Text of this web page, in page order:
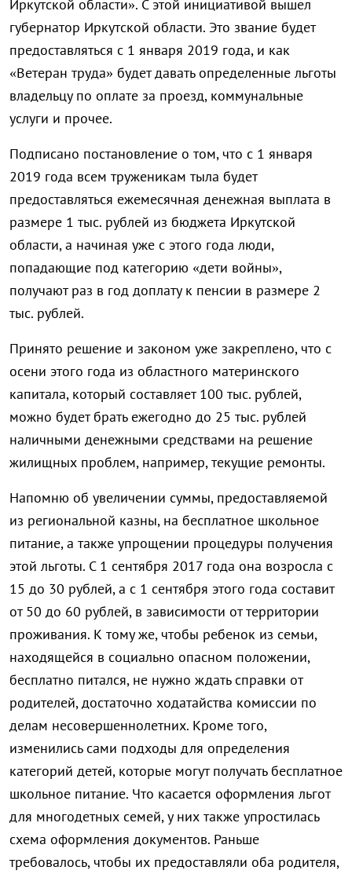
Иркутской области». С этой инициативой вышел
губернатор Иркутской области. Это звание будет
предоставляться с 1 января 2019 года, и как
«Ветеран труда» будет давать определенные льготы
владельцу по оплате за проезд, коммунальные
услуги и прочее.
Подписано постановление о том, что с 1 января
2019 года всем труженикам тыла будет
предоставляться ежемесячная денежная выплата в
размере 1 тыс. рублей из бюджета Иркутской
области, а начиная уже с этого года люди,
попадающие под категорию «дети войны»,
получают раз в год доплату к пенсии в размере 2
тыс. рублей.
Принято решение и законом уже закреплено, что с
осени этого года из областного материнского
капитала, который составляет 100 тыс. рублей,
можно будет брать ежегодно до 25 тыс. рублей
наличными денежными средствами на решение
жилищных проблем, например, текущие ремонты.
Напомню об увеличении суммы, предоставляемой
из региональной казны, на бесплатное школьное
питание, а также упрощении процедуры получения
этой льготы. С 1 сентября 2017 года она возросла с
15 до 30 рублей, а с 1 сентября этого года составит
от 50 до 60 рублей, в зависимости от территории
проживания. К тому же, чтобы ребенок из семьи,
находящейся в социально опасном положении,
бесплатно питался, не нужно ждать справки от
родителей, достаточно ходатайства комиссии по
делам несовершеннолетних. Кроме того,
изменились сами подходы для определения
категорий детей, которые могут получать бесплатное
школьное питание. Что касается оформления льгот
для многодетных семей, у них также упростилась
схема оформления документов. Раньше
требовалось, чтобы их предоставляли оба родителя,